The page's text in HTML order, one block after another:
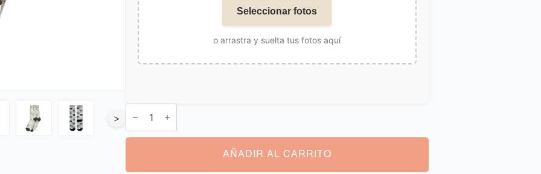
>
Seleccionar fotos
o arrastra y suelta tus fotos aquí
Calcetines
Personalizados
cantidad
AÑADIR AL CARRITO